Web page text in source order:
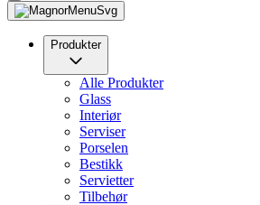
Produkter
Alle Produkter
Glass
Interiør
Serviser
Porselen
Bestikk
Servietter
Tilbehør